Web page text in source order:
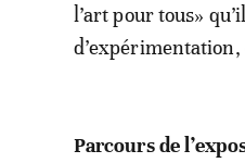
l’art pour tous»
Parcours de